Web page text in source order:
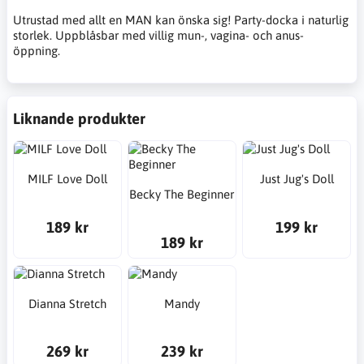
Utrustad med allt en MAN kan önska sig! Party-docka i naturlig
storlek. Uppblåsbar med villig mun-, vagina- och anus-
öppning.
Liknande produkter
MILF Love Doll
189 kr
Becky The Beginner
189 kr
Just Jug's Doll
199 kr
Dianna Stretch
269 kr
Mandy
239 kr